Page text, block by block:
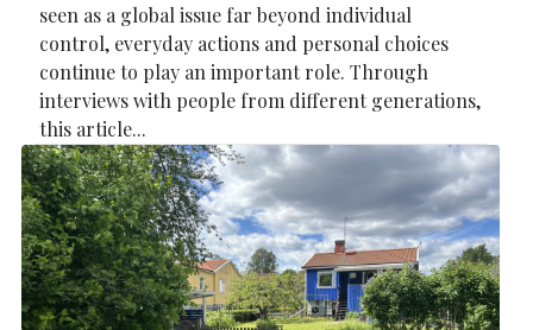
seen as a global issue far beyond individual
control, everyday actions and personal choices
continue to play an important role. Through
interviews with people from different generations,
this article...